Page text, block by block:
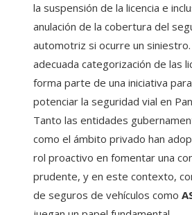
la suspensión de la licencia e
anulación de la cobertura del
automotriz si ocurre un siniestro.
adecuada categorización de las
forma parte de una iniciativa para
potenciar la seguridad vial en
Tanto las entidades
como el ámbito privado han
rol proactivo en fomentar una
prudente, y en este contexto,
de seguros de vehículos como